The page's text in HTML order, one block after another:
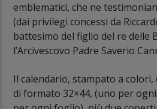
emblematici, che ne
(dai privilegi concessi da
battesimo del figlio del re delle
l’Arcivescovo Padre Saverio
Il calendario, stampato a
di formato 32×44, (uno per